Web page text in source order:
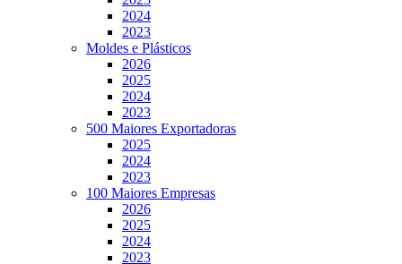
2024
2023
Moldes e Plásticos
2026
2025
2024
2023
500 Maiores Exportadoras
2025
2024
2023
100 Maiores Empresas
2026
2025
2024
2023